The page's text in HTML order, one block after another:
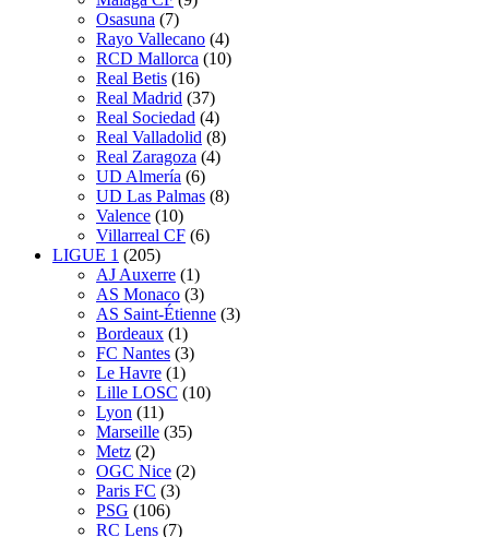
Osasuna (7)
Rayo Vallecano (4)
RCD Mallorca (10)
Real Betis (16)
Real Madrid (37)
Real Sociedad (4)
Real Valladolid (8)
Real Zaragoza (4)
UD Almería (6)
UD Las Palmas (8)
Valence (10)
Villarreal CF (6)
LIGUE 1 (205)
AJ Auxerre (1)
AS Monaco (3)
AS Saint-Étienne (3)
Bordeaux (1)
FC Nantes (3)
Le Havre (1)
Lille LOSC (10)
Lyon (11)
Marseille (35)
Metz (2)
OGC Nice (2)
Paris FC (3)
PSG (106)
RC Lens (7)